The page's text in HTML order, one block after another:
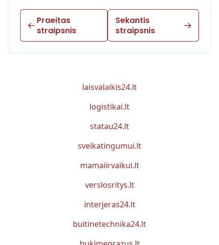
Praeitas
straipsnis
Sekantis
straipsnis
laisvalaikis24.lt
logistikai.lt
statau24.lt
sveikatingumui.lt
mamaiirvaikui.lt
verslosritys.lt
interjeras24.lt
buitinetechnika24.lt